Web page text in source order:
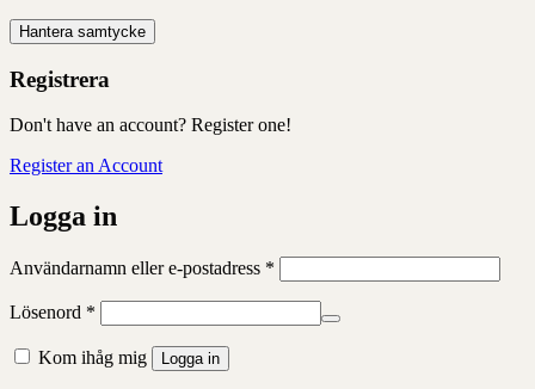
Hantera samtycke
Registrera
Don't have an account? Register one!
Register an Account
Logga in
Användarnamn eller e-postadress *
Lösenord *
Kom ihåg mig Logga in